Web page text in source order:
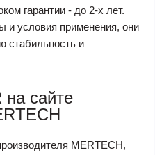
гарантии - до 2-х лет.
и условия применения, они
стабильность и
на сайте
MERTECH,